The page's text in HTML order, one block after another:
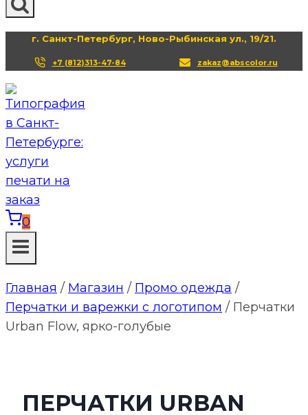
г. Санкт-Петербург, Ново-Рыбинская ул., 19/21.
+7 (812)313-47-84 zakaz@abscolor.ru
0
Главная / Магазин / Промо одежда /
Перчатки и варежки с логотипом / Перчатки
Urban Flow, ярко-голубые
ПЕРЧАТКИ URBAN